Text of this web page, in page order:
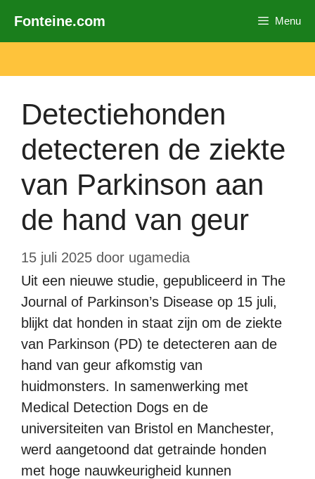
naar
inhoud
Fonteine.com Menu
Detectiehonden
detecteren de ziekte
van Parkinson aan
de hand van geur
15 juli 2025 door ugamedia
Uit een nieuwe studie, gepubliceerd in The
Journal of Parkinson’s Disease op 15 juli,
blijkt dat honden in staat zijn om de ziekte
van Parkinson (PD) te detecteren aan de
hand van geur afkomstig van
huidmonsters. In samenwerking met
Medical Detection Dogs en de
universiteiten van Bristol en Manchester,
werd aangetoond dat getrainde honden
met hoge nauwkeurigheid kunnen